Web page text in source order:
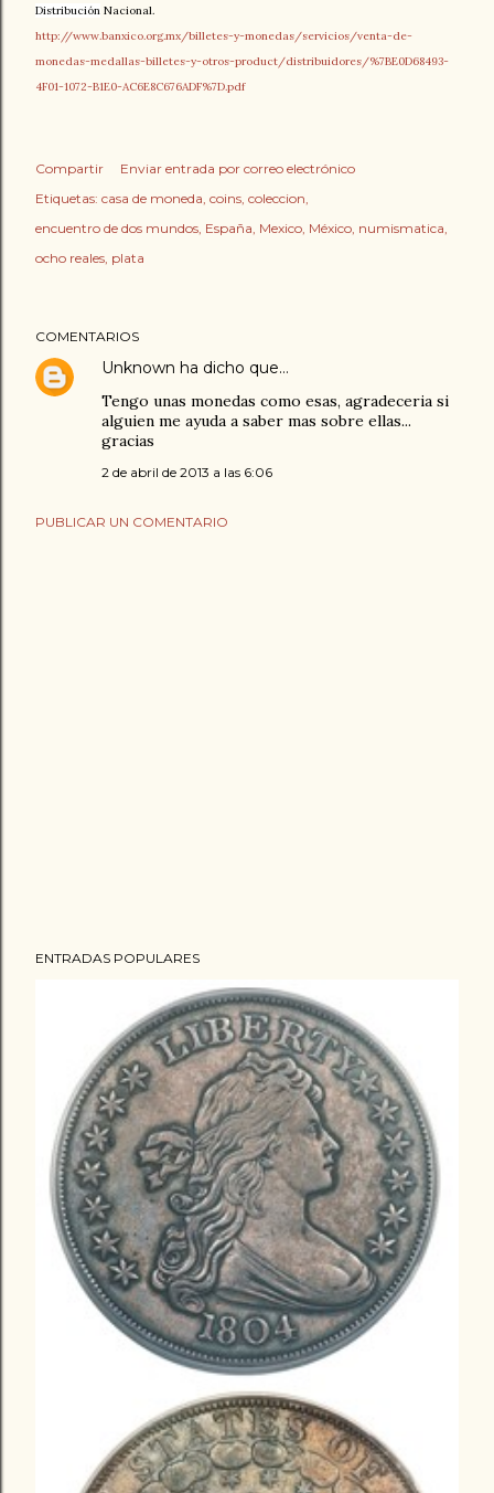
Distribución Nacional.
http://www.banxico.org.mx/billetes-y-monedas/servicios/venta-de-
monedas-medallas-billetes-y-otros-product/distribuidores/%7BE0D68493-
4F01-1072-B1E0-AC6E8C676ADF%7D.pdf
Compartir
Enviar entrada por correo electrónico
Etiquetas: casa de moneda coins coleccion
encuentro de dos mundos España Mexico México numismatica
ocho reales plata
COMENTARIOS
Unknown ha dicho que…
Tengo unas monedas como esas, agradeceria si
alguien me ayuda a saber mas sobre ellas...
gracias
2 de abril de 2013 a las 6:06
PUBLICAR UN COMENTARIO
ENTRADAS POPULARES